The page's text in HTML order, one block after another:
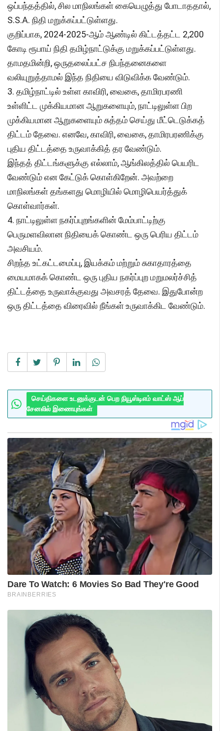
ஒப்பந்தத்தில், சில மாநிலங்கள் கையெழுத்து போடாததால்,
S.S.A. நிதி மறுக்கப்பட்டுள்ளது.
குறிப்பாக, 2024-2025-ஆம் ஆண்டில் கிட்டத்தட்ட 2,200
கோடி ரூபாய் நிதி தமிழ்நாட்டுக்கு மறுக்கப்பட்டுள்ளது.
தாமதமின்றி, ஒருதலைப்பட்ச நிபந்தனைகளை
வலியுறுத்தாமல் இந்த நிதியை விடுவிக்க வேண்டும்.
3. தமிழ்நாட்டில் உள்ள காவிரி, வைகை, தாமிரபரணி
உள்ளிட்ட முக்கியமான ஆறுகளையும், நாட்டிலுள்ள பிற
முக்கியமான ஆறுகளையும் சுத்தம் செய்து மீட்டெடுக்கத்
திட்டம் தேவை. எனவே, காவிரி, வைகை, தாமிரபரணிக்கு
புதிய திட்டத்தை உருவாக்கித் தர வேண்டும்.
இந்தத் திட்டங்களுக்கு எல்லாம், ஆங்கிலத்தில் பெயரிட
வேண்டும் என கேட்டுக் கொள்கிறேன். அவற்றை
மாநிலங்கள் தங்களது மொழியில் மொழிபெயர்த்துக்
கொள்வார்கள்.
4. நாட்டிலுள்ள நகர்ப்புறங்களின் மேம்பாட்டிற்கு
பெருமளவிலான நிதியைக் கொண்ட ஒரு பெரிய திட்டம்
அவசியம்.
சிறந்த உட்கட்டமைப்பு, இயக்கம் மற்றும் சுகாதாரத்தை
மையமாகக் கொண்ட ஒரு புதிய நகர்ப்புற மறுமலர்ச்சித்
திட்டத்தை உருவாக்குவது அவசரத் தேவை. இதுபோன்ற
ஒரு திட்டத்தை விரைவில் நீங்கள் உருவாக்கிட வேண்டும்.
செய்திகளை உடனுக்குடன் பெற நியூஸ்டிஎம் வாட்ஸ் ஆப்
சேனலில் இணையுங்கள்